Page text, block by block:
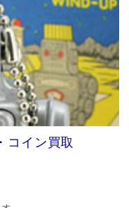
コイン買取